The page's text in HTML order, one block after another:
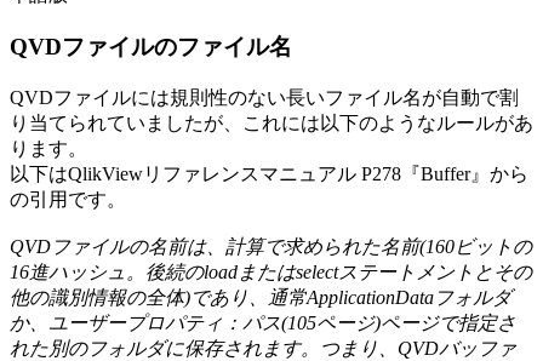
QVDファイルのファイル名
QVDファイルには規則性のない長いファイル名が自動で割
り当てられていましたが、これには以下のようなルールがあ
ります。
以下はQlikViewリファレンスマニュアル P278『Buffer』から
の引用です。
QVDファイルの名前は、計算で求められた名前(160ビットの
16進ハッシュ。後続のloadまたはselectステートメントとその
他の識別情報の全体)であり、通常ApplicationDataフォルダ
か、ユーザープロパティ：パス(105ページ)ページで指定さ
れた別のフォルダに保存されます。つまり、QVDバッファ